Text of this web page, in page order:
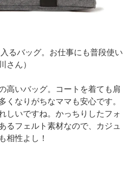
るバッグ。お仕事にも普段使い
さん）
高いバッグ。コートを着ても肩
なりがちなママも安心です。
しいですね。かっちりしたフォ
るフェルト素材なので、カジュ
相性よし！